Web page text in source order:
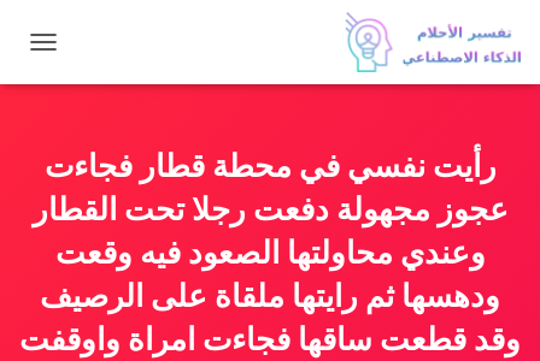
ب
ت
رأيت نفسي في محطة قطار فجاءت
عجوز مجهولة دفعت رجلا تحت القطار
وعندي محاولتها الصعود فيه وقعت
ودهسها ثم رايتها ملقاة على الرصيف
وقد قطعت ساقها فجاءت امراة واوقفت